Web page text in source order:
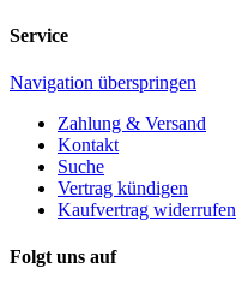
Service
Navigation überspringen
Zahlung & Versand
Kontakt
Suche
Vertrag kündigen
Kaufvertrag widerrufen
Folgt uns auf